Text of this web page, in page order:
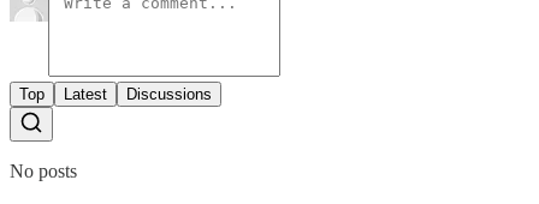
Top Latest Discussions
No posts